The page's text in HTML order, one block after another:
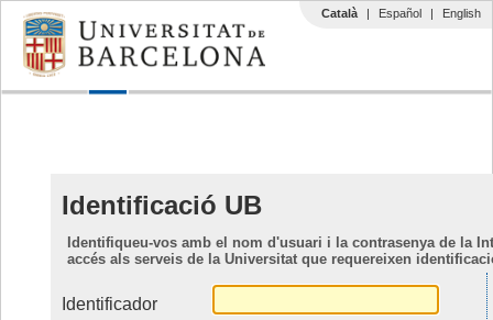
Català | Español | English
Identificació UB
Identifiqueu-vos amb el nom d'usuari i la contrasenya de la
accés als serveis de la Universitat que requereixen
Identificador